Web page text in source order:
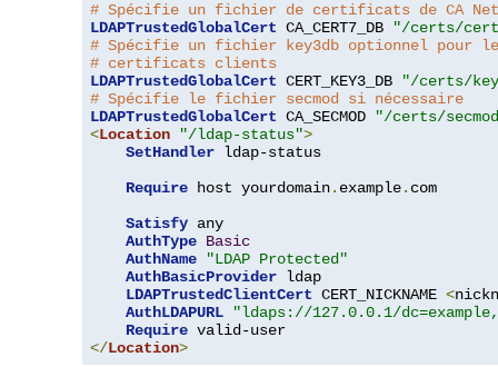
# Spécifie un fichier de certificats de CA
LDAPTrustedGlobalCert CA_CERT7_DB
"/certs/
# Spécifie un fichier key3db optionnel pour
# certificats clients
LDAPTrustedGlobalCert CERT_KEY3_DB
"/certs/
# Spécifie le fichier secmod si nécessaire
LDAPTrustedGlobalCert CA_SECMOD
"/certs/
<Location "/ldap-status">
SetHandler ldap-status
Require host yourdomain. example. com
Satisfy any
AuthType Basic
AuthName
"LDAP Protected"
AuthBasicProvider ldap
LDAPTrustedClientCert CERT_NICKNAME <
AuthLDAPURL
"ldaps://127.0.0.1/
Require
</Location>